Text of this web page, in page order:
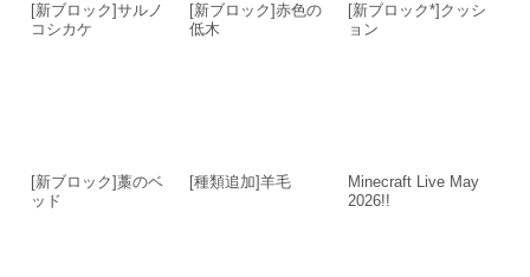
[新ブロック]サルノ
コシカケ
[新ブロック]赤色の
低木
[新ブロック*]クッシ
ョン
[新ブロック]藁のベ
ッド
[種類追加]羊毛
Minecraft Live May
2026!!